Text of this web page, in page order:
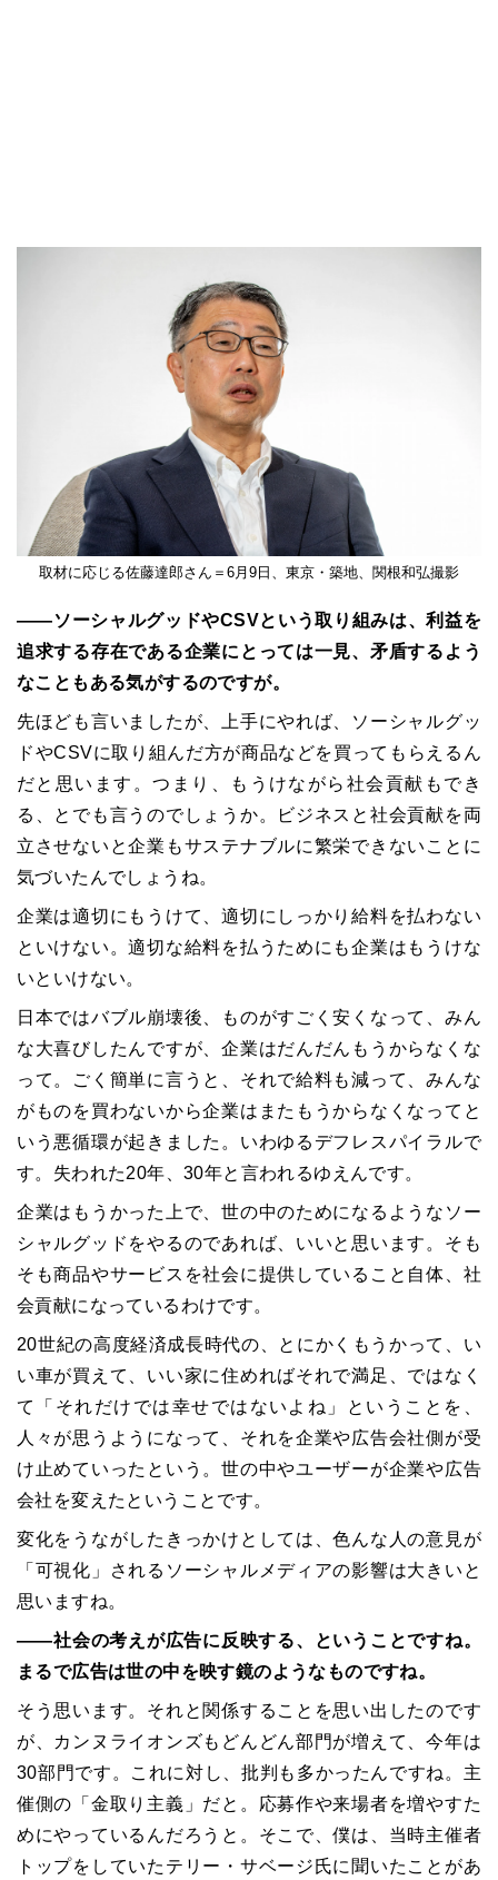
取材に応じる佐藤達郎さん＝6月9日、東京・築地、関根和弘撮影
――ソーシャルグッドやCSVという取り組みは、利益を
追求する存在である企業にとっては一見、矛盾するよう
なこともある気がするのですが。
先ほども言いましたが、上手にやれば、ソーシャルグッ
ドやCSVに取り組んだ方が商品などを買ってもらえるん
だと思います。つまり、もうけながら社会貢献もでき
る、とでも言うのでしょうか。ビジネスと社会貢献を両
立させないと企業もサステナブルに繁栄できないことに
気づいたんでしょうね。
企業は適切にもうけて、適切にしっかり給料を払わない
といけない。適切な給料を払うためにも企業はもうけな
いといけない。
日本ではバブル崩壊後、ものがすごく安くなって、みん
な大喜びしたんですが、企業はだんだんもうからなくな
って。ごく簡単に言うと、それで給料も減って、みんな
がものを買わないから企業はまたもうからなくなってと
いう悪循環が起きました。いわゆるデフレスパイラルで
す。失われた20年、30年と言われるゆえんです。
企業はもうかった上で、世の中のためになるようなソー
シャルグッドをやるのであれば、いいと思います。そも
そも商品やサービスを社会に提供していること自体、社
会貢献になっているわけです。
20世紀の高度経済成長時代の、とにかくもうかって、い
い車が買えて、いい家に住めればそれで満足、ではなく
て「それだけでは幸せではないよね」ということを、
人々が思うようになって、それを企業や広告会社側が受
け止めていったという。世の中やユーザーが企業や広告
会社を変えたということです。
変化をうながしたきっかけとしては、色んな人の意見が
「可視化」されるソーシャルメディアの影響は大きいと
思いますね。
――社会の考えが広告に反映する、ということですね。
まるで広告は世の中を映す鏡のようなものですね。
そう思います。それと関係することを思い出したのです
が、カンヌライオンズもどんどん部門が増えて、今年は
30部門です。これに対し、批判も多かったんですね。主
催側の「金取り主義」だと。応募作や来場者を増やすた
めにやっているんだろうと。そこで、僕は、当時主催者
トップをしていたテリー・サベージ氏に聞いたことがあ